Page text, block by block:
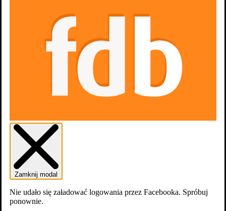
Zamknij modal
Nie udało się załadować logowania przez Facebooka. Spróbuj
ponownie.